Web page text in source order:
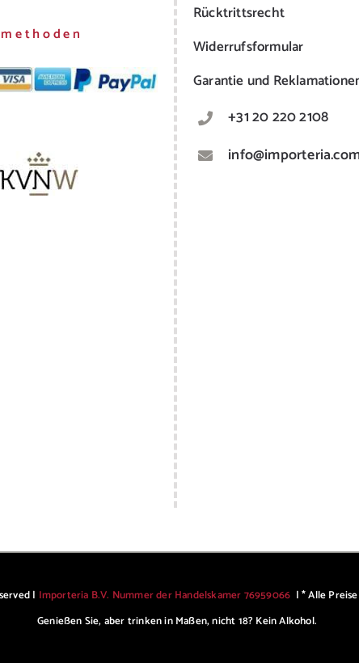
Rücktrittsrecht
Widerrufsformular
Garantie und
+31 20 220 2108
| Importeria B.V. Nummer der Handelskamer 76959066 | * Alle
Genießen Sie, aber trinken in Maßen, nicht 18? Kein Alkohol.